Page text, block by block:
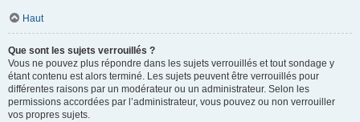
Haut
Que sont les sujets verrouillés ?
Vous ne pouvez plus répondre dans les sujets verrouillés et tout sondage y
étant contenu est alors terminé. Les sujets peuvent être verrouillés pour
différentes raisons par un modérateur ou un administrateur. Selon les
permissions accordées par l’administrateur, vous pouvez ou non verrouiller
vos propres sujets.